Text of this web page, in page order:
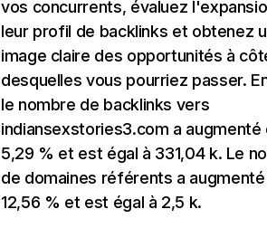
vos concurrents, évaluez
leur profil de backlinks et obtenez
image claire des opportunités à
desquelles vous pourriez passer.
le nombre de backlinks vers
indiansexstories3.com a augmenté
5,29 % et est égal à 331,04 k. Le
de domaines référents a
12,56 % et est égal à 2,5 k.